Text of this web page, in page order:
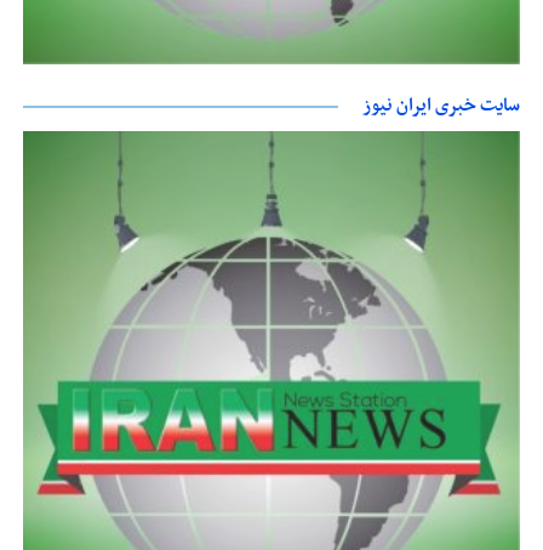
سایت خبری ایران نیوز